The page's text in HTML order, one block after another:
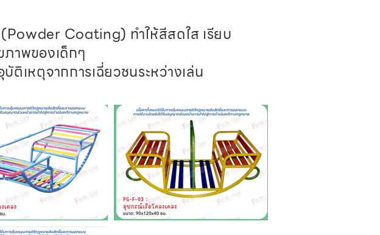
Coating) ทำให้สีสดใส เรียบ
าพของเด็กๆ
ติเหตุจากการเฉี่ยวชนระหว่างเล่น